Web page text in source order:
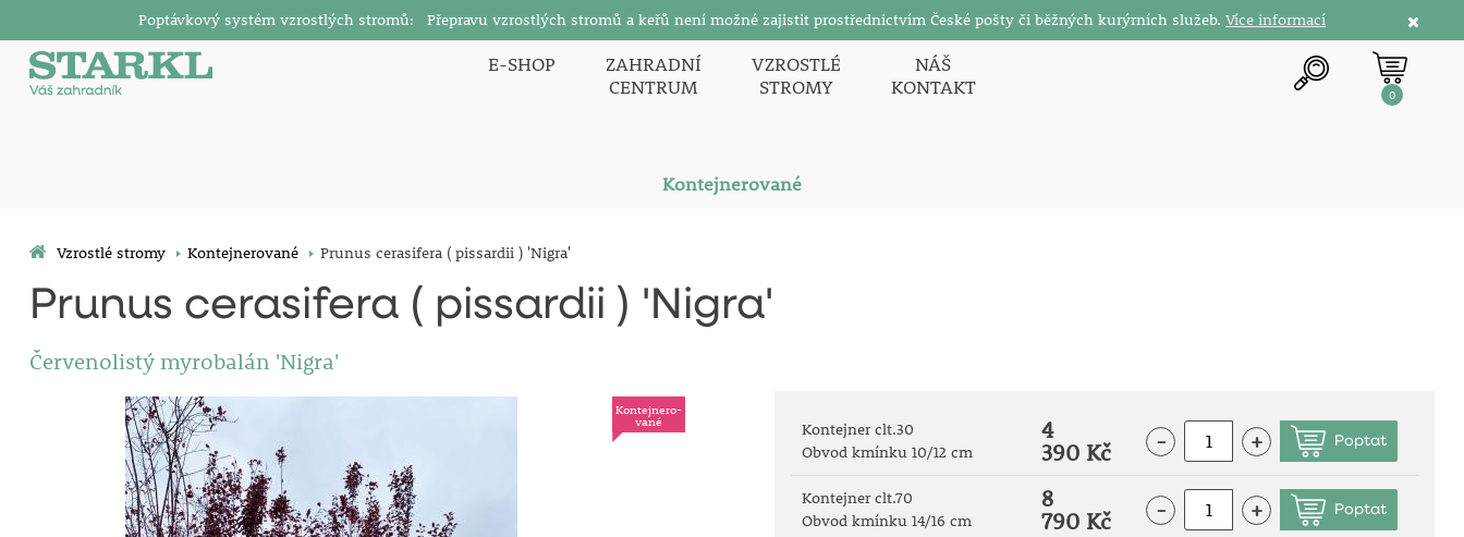
Poptávkový systém vzrostlých stromů: Přepravu vzrostlých stromů a keřů není možné zajistit prostřednictvím České pošty či běžných kurýrních služeb. Více informací
E-SHOP
ZAHRADNÍ
CENTRUM
VZROSTLÉ
STROMY
NÁŠ
KONTAKT
0
Kontejnerované
Vzrostlé stromy Kontejnerované Prunus cerasifera ( pissardii ) 'Nigra'
Prunus cerasifera ( pissardii ) 'Nigra'
Červenolistý myrobalán 'Nigra'
Kontejnero-
vané
Kontejner clt.30
Obvod kmínku 10/12 cm
4
390 Kč - +
Kontejner clt.70
Obvod kmínku 14/16 cm
8
790 Kč - +